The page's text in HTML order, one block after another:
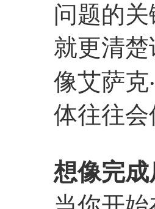
问题的
就更清
像艾萨克
体往往会
想像完